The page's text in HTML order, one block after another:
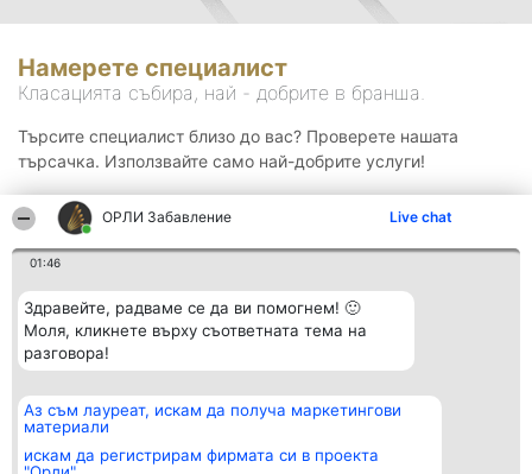
ОРЛИ Забавление Live chat
01:46
Здравейте, радваме се да ви помогнем! 🙂
Моля, кликнете върху съответната тема на
разговора!
Аз съм лауреат, искам да получа маркетингови
материали
искам да регистрирам фирмата си в проекта
Намерете специалист
Класацията събира, най - добрите в бранша.
Търсите специалист близо до вас? Проверете нашата
търсачка. Използвайте само най-добрите услуги!
Организатор на
класиране
BulevardulAleea Timișul De
Класация
всички
Контакти